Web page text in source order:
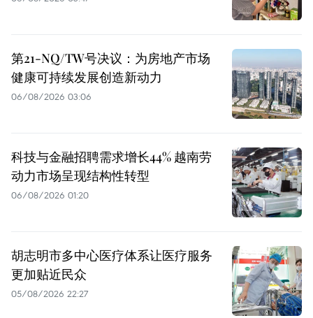
第21-NQ/TW号决议：为房地产市场
健康可持续发展创造新动力
06/08/2026 03:06
科技与金融招聘需求增长44% 越南劳
动力市场呈现结构性转型
06/08/2026 01:20
胡志明市多中心医疗体系让医疗服务
更加贴近民众
05/08/2026 22:27